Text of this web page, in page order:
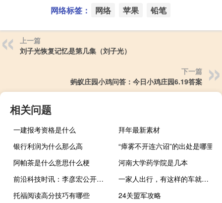
网络标签： 网络 苹果 铅笔
上一篇
刘子光恢复记忆是第几集（刘子光）
下一篇
蚂蚁庄园小鸡问答：今日小鸡庄园6.19答案
相关问题
一建报考资格是什么
拜年最新素材
银行利润为什么那么高
“瘴雾不开连六诏”的出处是哪里
阿帕茶是什么意思什么梗
河南大学药学院是几本
前沿科技时讯：李彦宏公开澄清“离婚”谣言
一家人出行，有这样的车就很好 到底什么情况嘞
托福阅读高分技巧有哪些
24关盟军攻略